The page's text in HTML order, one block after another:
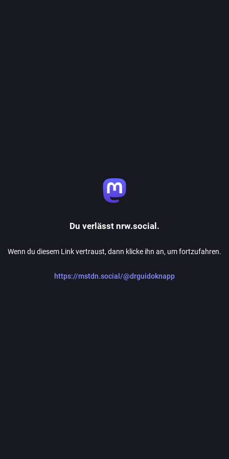
Du verlässt nrw.social.
Wenn du diesem Link vertraust, dann klicke ihn an, um fortzufahren.
https://mstdn.social/@drguidoknapp